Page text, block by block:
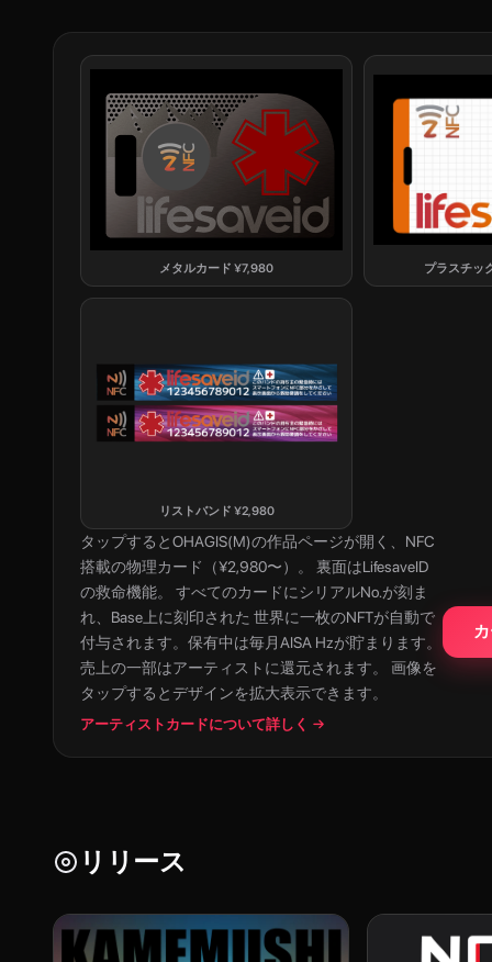
メタルカード ¥7,980 プラスチッ
リストバンド ¥2,980
タップするとOHAGIS(M)の作品ページが開く、NFC
搭載の物理カード（¥2,980〜）。 裏面はLifesaveID
の救命機能。 すべてのカードにシリアルNo.が刻ま
れ、Base上に刻印された 世界に一枚のNFTが自動で
付与されます。保有中は毎月AISA Hzが貯まります。
売上の一部はアーティストに還元されます。 画像を
タップするとデザインを拡大表示できます。
アーティストカードについて詳しく →
リリース